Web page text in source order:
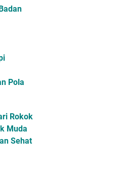
Pola
Rokok
Muda
Sehat